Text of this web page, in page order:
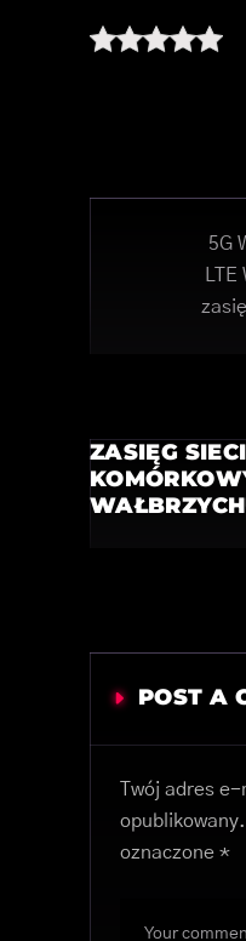
5G
LTE
ZASIĘG SIECI
POST A
Twój adres
opublikowany.
oznaczone *